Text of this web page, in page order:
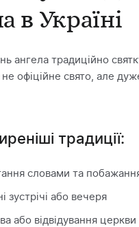
в Україні
ангела традиційно
офіційне свято, але
традиції:
словами та
зустрічі або вечеря
або відвідування церкви